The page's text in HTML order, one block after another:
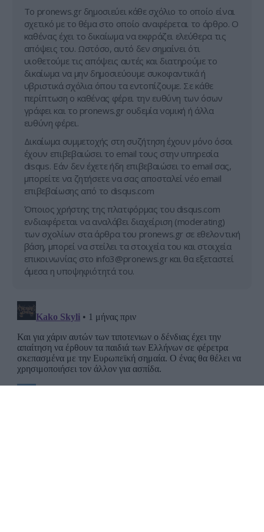
Tο pronews.gr δημοσιεύει κάθε σχόλιο το οποίο είναι
σχετικό με το θέμα στο οποίο αναφέρεται το άρθρο. Ο
καθένας έχει το δικαίωμα να εκφράζει ελεύθερα τις
απόψεις του. Ωστόσο, αυτό δεν σημαίνει ότι
υιοθετούμε τις απόψεις αυτές και διατηρούμε το
δικαίωμα να μην δημοσιεύουμε συκοφαντικά ή
υβριστικά σχόλια όπου τα εντοπίζουμε. Σε κάθε
περίπτωση ο καθένας φέρει την ευθύνη των όσων
γράφει και το pronews.gr ουδεμία νομική ή άλλα
ευθύνη φέρει.
Δικαίωμα συμμετοχής στη συζήτηση έχουν μόνο όσοι
έχουν επιβεβαιώσει το email τους στην υπηρεσία
disqus. Εάν δεν έχετε ήδη επιβεβαιώσει το email σας,
μπορείτε να ζητήσετε να σας αποσταλεί νέο email
επιβεβαίωσης από το disqus.com
Όποιος χρήστης της πλατφόρμας του disqus.com
ενδιαφέρεται να αναλάβει διαχείριση (moderating)
των σχολίων στα άρθρα του pronews.gr σε εθελοντική
βάση, μπορεί να στείλει τα στοιχεία του και στοιχεία
επικοινωνίας στο info3@pronews.gr και θα εξεταστεί
άμεσα η υποψηφιότητά του.